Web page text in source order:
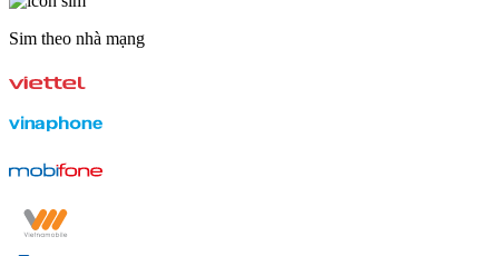
Sim theo nhà mạng